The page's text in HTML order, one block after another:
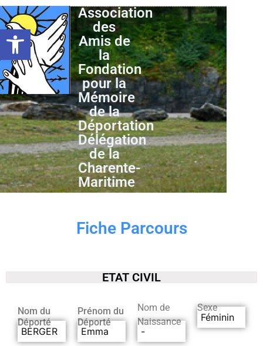
Ouvrir la barre d’outils
Association
des
Amis de
la
Fondation
pour la
Mémoire
de la
Déportation
Délégation
de la
Charente-
Maritime
Fiche Parcours
ETAT CIVIL
Nom du
Déporté
BERGER
Prénom du
Déporté
Emma
Nom de
Naissance
-
Sexe
Féminin